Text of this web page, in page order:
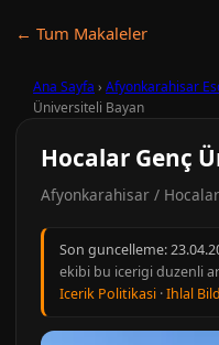
← Tum Makaleler
Ana Sayfa › Afyonkarahisar
Üniversiteli Bayan
Hocalar Genç
Afyonkarahisar / Hocalar
Son guncelleme:
ekibi bu icerigi duzenli
Icerik Politikasi ·Ihlal